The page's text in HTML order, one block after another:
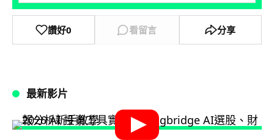
讚好0 看留言 分享
最新影片